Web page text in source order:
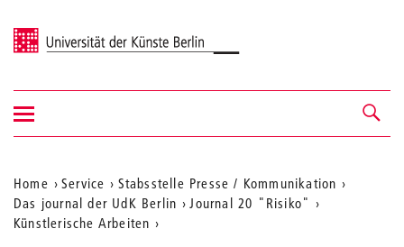
Universität der Künste Berlin
Navigation &
Suche
Navigation
ein-/ausblenden
Aktuelle
Position
Home Service
Stabsstelle Presse / Kommunikation
Das journal der UdK Berlin
Journal 20 "Risiko"
Künstlerische Arbeiten